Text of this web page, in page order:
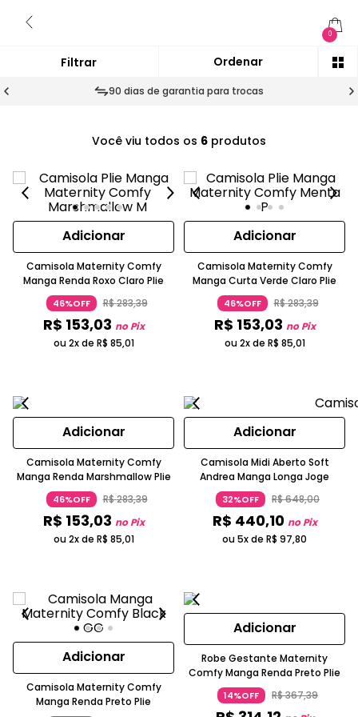
0
90 dias de garantia para trocas
Você viu todos os 6 produtos
Adicionar
Camisola Maternity Comfy
Manga Renda Roxo Claro Plie
46%OFF R$283,39
R$ 153,03 no Pix
ou 2x de R$ 85,01
Adicionar
Camisola Maternity Comfy
Manga Curta Verde Claro Plie
46%OFF R$283,39
R$ 153,03 no Pix
ou 2x de R$ 85,01
Adicionar
Camisola Maternity Comfy
Manga Renda Marshmallow Plie
46%OFF R$283,39
R$ 153,03 no Pix
ou 2x de R$ 85,01
Adicionar
Camisola Midi Aberto Soft
Andrea Manga Longa Joge
32%OFF R$648,00
R$ 440,10 no Pix
ou 5x de R$ 97,80
Adicionar
Camisola Maternity Comfy
Manga Renda Preto Plie
Adicionar
Robe Gestante Maternity
Comfy Manga Renda Preto Plie
14%OFF R$367,39